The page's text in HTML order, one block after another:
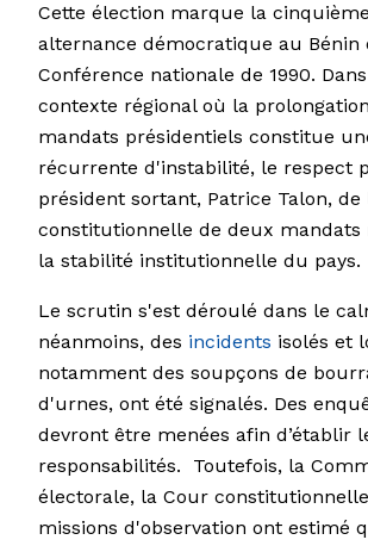
Cette élection marque la cinquième
alternance démocratique au Bénin
Conférence nationale de 1990.
contexte régional où la
mandats présidentiels constitue
récurrente d'instabilité, le respect
président sortant, Patrice Talon,
constitutionnelle de deux mandats
la stabilité institutionnelle du pays.
Le scrutin s'est déroulé dans le
néanmoins, des incidents isolés et
notamment des soupçons de
d'urnes, ont été signalés. Des
devront être menées afin d’établir
responsabilités. Toutefois, la
électorale, la Cour
missions d'observation ont estimé